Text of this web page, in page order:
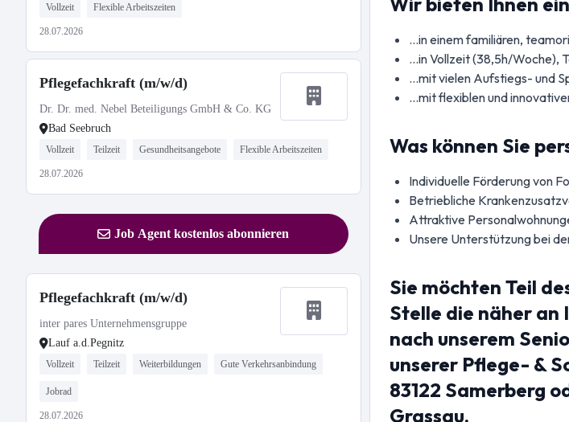
Vollzeit Flexible Arbeitszeiten
28.07.2026
Pflegefachkraft (m/w/d)
Dr. Dr. med. Nebel Beteiligungs GmbH & Co. KG
Bad Seebruch
Vollzeit Teilzeit Gesundheitsangebote Flexible Arbeitszeiten
28.07.2026
Job Agent kostenlos abonnieren
Pflegefachkraft (m/w/d)
inter pares Unternehmensgruppe
Lauf a.d.Pegnitz
Vollzeit Teilzeit Weiterbildungen Gute Verkehrsanbindung
Jobrad
28.07.2026